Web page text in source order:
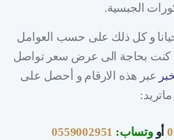
الجبسية.
و كل ذلك على حسب العوامل
كنت بحاجة الى عرض سعر تواصل
عبر هذه الارقام و أحصل على
ماتريد:
أووتساب: 0559002951